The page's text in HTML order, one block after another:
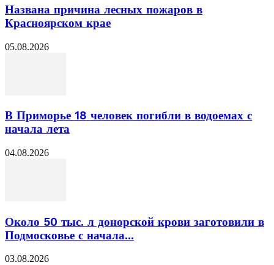
Названа причина лесных пожаров в
Красноярском крае
05.08.2026
В Приморье 18 человек погибли в водоемах с
начала лета
04.08.2026
Около 50 тыс. л донорской крови заготовили в
Подмосковье с начала...
03.08.2026